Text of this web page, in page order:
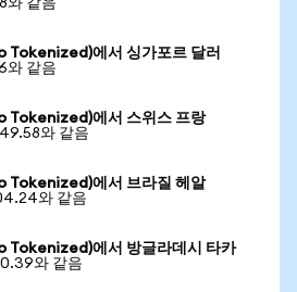
와 같음
Tokenized)에서 싱가포르 달러
와 같음
Tokenized)에서 스위스 프랑
와 같음
Tokenized)에서 브라질 헤알
와 같음
Tokenized)에서 방글라데시 타카
와 같음